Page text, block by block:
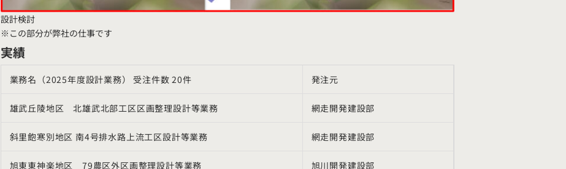
設計検討
※この部分が弊社の仕事です
実績
業務名（2025年度設計業務） 受注件数 20件 発注元
雄武丘陵地区 北雄武北部工区区画整理設計等業務 網走開発建設部
斜里飽寒別地区 南4号排水路上流工区設計等業務 網走開発建設部
旭東東神楽地区 79農区外区画整理設計等業務 旭川開発建設部